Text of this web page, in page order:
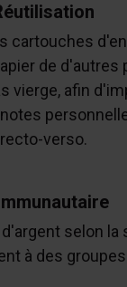
cartouches
de d'autres
vierge, afin
recto-verso.
selon la
à des